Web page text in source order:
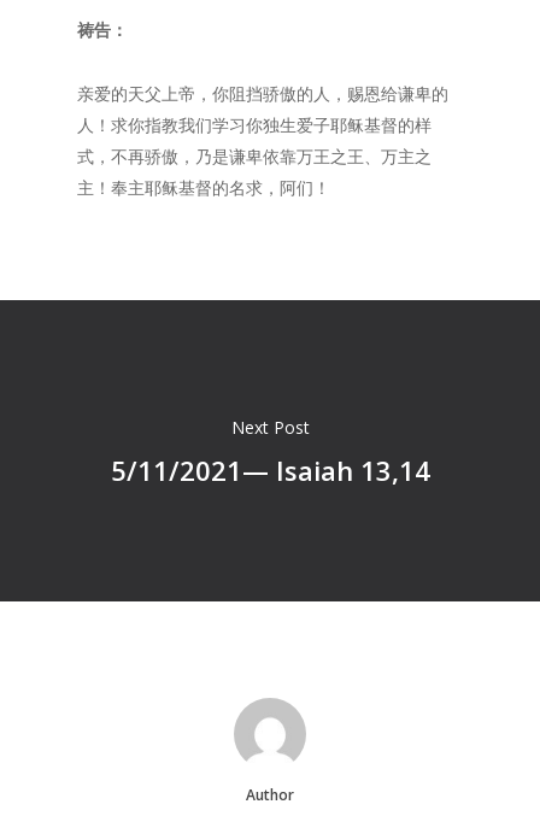
祷告：
亲爱的天父上帝，你阻挡骄傲的人，赐恩给谦卑的
人！求你指教我们学习你独生爱子耶稣基督的样
式，不再骄傲，乃是谦卑依靠万王之王、万主之
主！奉主耶稣基督的名求，阿们！
Next Post
5/11/2021— Isaiah 13,14
Author